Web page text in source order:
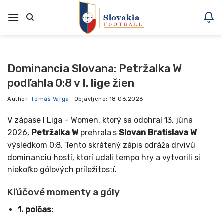
na
Dominancia Slovana: Petržalka W
podľahla 0:8 v I. lige žien
Author:Tomáš Varga Objavljeno:18.06.2026
V zápase I Liga – Women, ktorý sa odohral 13. júna
2026, Petržalka W prehrala s Slovan Bratislava W
výsledkom 0:8. Tento skrátený zápis odráža drvivú
dominanciu hostí, ktorí udali tempo hry a vytvorili si
niekoľko gólových príležitostí.
Kľúčové momenty a góly
1. polčas: